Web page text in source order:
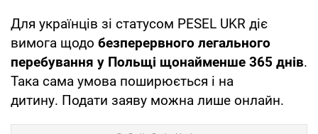
Для українців зі статусом PESEL UKR діє
вимога щодо безперервного легального
перебування у Польщі щонайменше 365 днів.
Така сама умова поширюється і на
дитину. Подати заяву можна лише онлайн.